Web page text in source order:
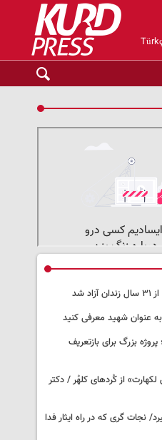
شد
عنوان شهید معرفی کنید
بزرگ‌ برای بازتعریف
از کُردهای کلهُر / دکتر
نجات گری که در راه ایثار فدا